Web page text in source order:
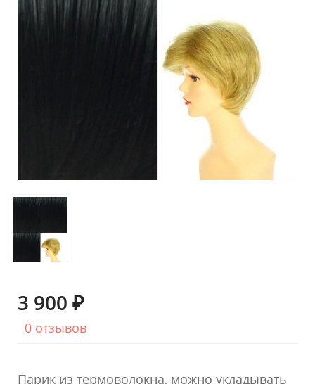
3 900 ₽
0 отзывов
Парик из термоволокна, можно укладывать